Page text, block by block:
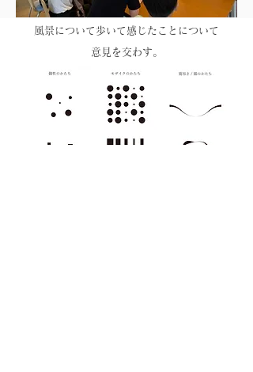
風景について歩いて感じたことについて
意見を交わす。